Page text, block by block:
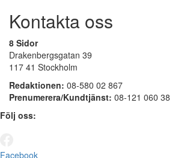
Kontakta oss
8 Sidor
Drakenbergsgatan 39
117 41 Stockholm
Redaktionen: 08-580 02 867
Prenumerera/Kundtjänst: 08-121 060 38
Följ oss:
Facebook